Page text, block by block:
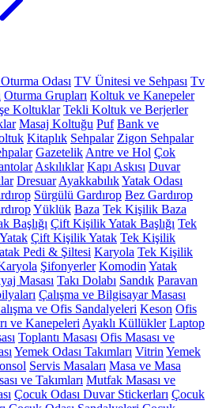
Odası TV Ünitesi ve Sehpası Tv
Oturma Grupları Koltuk ve Kanepeler
Koltuklar Tekli Koltuk ve Berjerler
Masaj Koltuğu Puf Bank ve
Kitaplık Sehpalar Zigon Sehpalar
Gazetelik Antre ve Hol Çok
Askılıklar Kapı Askısı Duvar
Dresuar AyakkabılıkYatak Odası
Sürgülü Gardırop Bez Gardırop
Yüklük Baza Tek Kişilik Baza
Başlığı Çift Kişilik Yatak Başlığı Tek
Yatak Çift Kişilik Yatak Tek Kişilik
Pedi & Şiltesi Karyola Tek Kişilik
Şifonyerler Komodin Yatak
Masası Takı Dolabı Sandık Paravan
Çalışma ve Bilgisayar Masası
ve Ofis Sandalyeleri Keson Ofis
ve Kanepeleri Ayaklı Küllükler Laptop
Toplantı Masası Ofis Masası ve
Yemek Odası Takımları Vitrin Yemek
Servis Masaları Masa ve Masa
ve Takımları Mutfak Masası ve
Çocuk Odası Duvar Stickerları Çocuk